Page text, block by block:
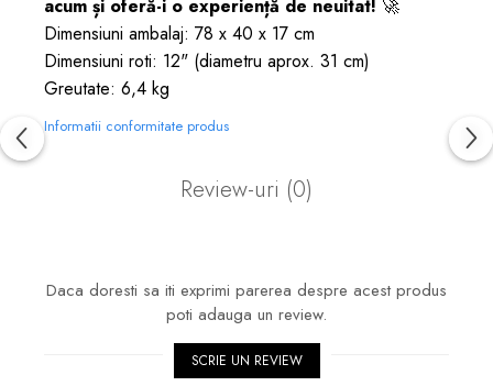
acum și oferă-i o experiență de neuitat! 🚀
Dimensiuni ambalaj: 78 x 40 x 17 cm
Dimensiuni roti: 12" (diametru aprox. 31 cm)
Greutate: 6,4 kg
Informatii conformitate produs
Review-uri (0)
Daca doresti sa iti exprimi parerea despre acest produs
poti adauga un review.
SCRIE UN REVIEW